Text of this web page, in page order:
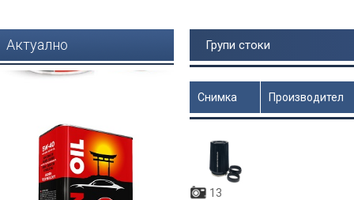
Актуално Групи стоки
Снимка Производител
13